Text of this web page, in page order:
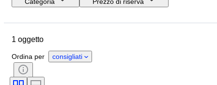
Genere
Movimento dell'orologio
Diametro della cassa
Materiale del cinturino dell’orologio
1 oggetto
Ordina per consigliati